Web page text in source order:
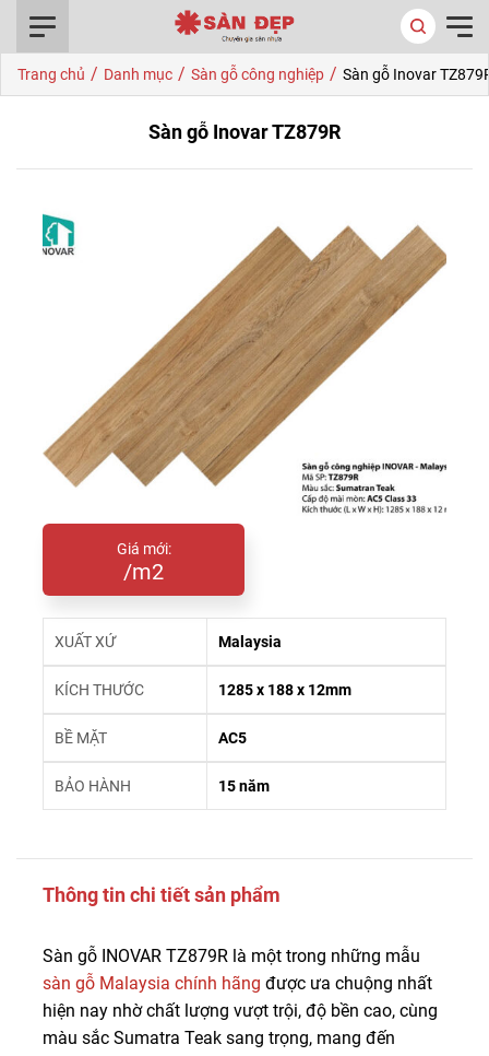
Trang chủ / Danh mục / Sàn gỗ công nghiệp / Sàn gỗ Inovar
Sàn gỗ Inovar TZ879R
Giá mới:
/m2
XUẤT XỨ Malaysia
KÍCH THƯỚC 1285 x 188 x 12mm
BỀ MẶT AC5
BẢO HÀNH 15 năm
Thông tin chi tiết sản phẩm
Sàn gỗ INOVAR TZ879R là một trong những mẫu
sàn gỗ Malaysia chính hãng được ưa chuộng nhất
hiện nay nhờ chất lượng vượt trội, độ bền cao, cùng
màu sắc Sumatra Teak sang trọng, mang đến